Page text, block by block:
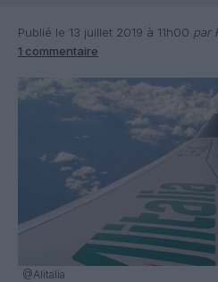
Publié le 13 juillet 2019 à 11h00 par
1 commentaire
@Alitalia